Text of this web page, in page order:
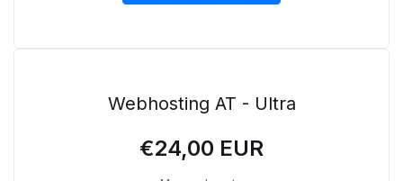
Webhosting AT - Ultra
€24,00 EUR